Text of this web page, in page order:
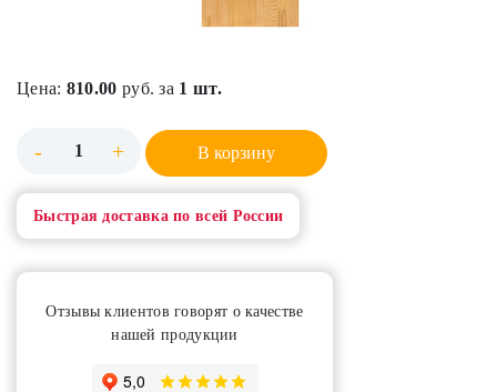
Цена: 810.00 руб. за 1 шт.
- + В корзину
Быстрая доставка по всей России
Отзывы клиентов говорят о качестве
нашей продукции